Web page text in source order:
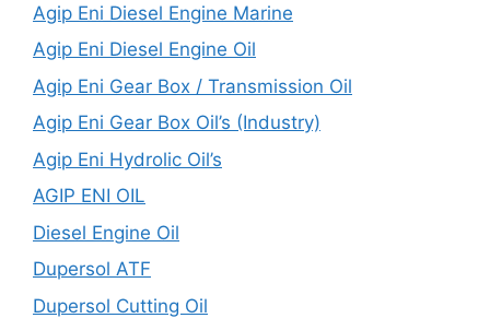
Agip Eni Diesel Engine Marine
Agip Eni Diesel Engine Oil
Agip Eni Gear Box / Transmission Oil
Agip Eni Gear Box Oil’s (Industry)
Agip Eni Hydrolic Oil’s
AGIP ENI OIL
Diesel Engine Oil
Dupersol ATF
Dupersol Cutting Oil